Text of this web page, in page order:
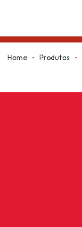
Home Produtos